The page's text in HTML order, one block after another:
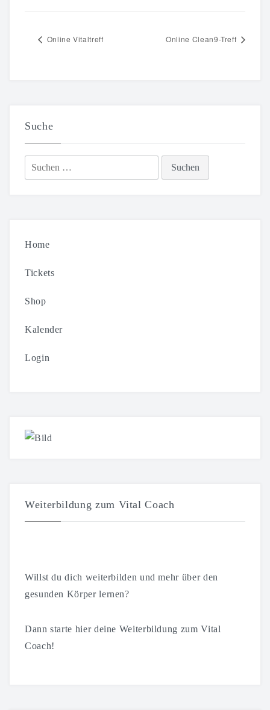
Online Vitaltreff Online Clean9-Treff
Suche
Suchen
nach:
Home
Tickets
Shop
Kalender
Login
Weiterbildung zum Vital Coach
Willst du dich weiterbilden und mehr über den
gesunden Körper lernen?
Dann starte hier deine Weiterbildung zum Vital
Coach!